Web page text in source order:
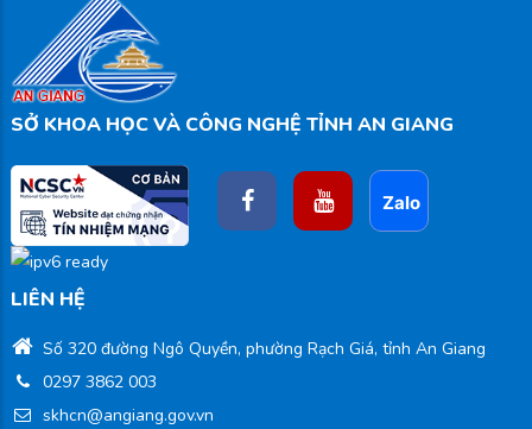
SỞ KHOA HỌC VÀ CÔNG NGHỆ TỈNH AN GIANG
LIÊN HỆ
Số 320 đường Ngô Quyền, phường Rạch Giá, tỉnh An Giang
0297 3862 003
skhcn@angiang.gov.vn